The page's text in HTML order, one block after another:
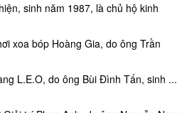
sinh năm 1987, là chủ hộ kinh
xoa bóp Hoàng Gia, do ông Trần
L.E.O, do ông Bùi Đình Tấn, sinh ...